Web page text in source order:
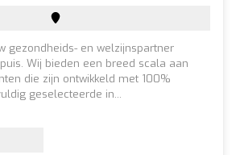
gezondheids- en welzijnspartner
Wij bieden een breed scala aan
die zijn ontwikkeld met 100%
geselecteerde in...